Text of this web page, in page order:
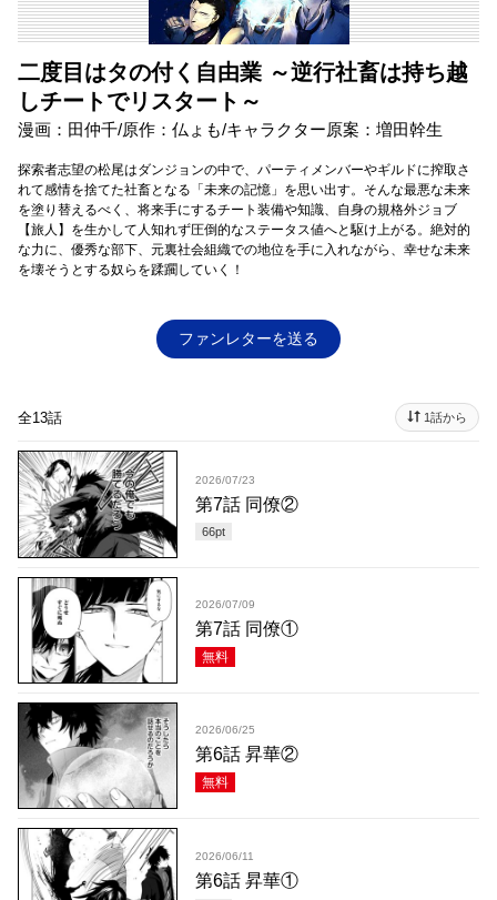
二度目はタの付く自由業 ～逆行社畜は持ち越
しチートでリスタート～
漫画：田仲千/原作：仏ょも/キャラクター原案：増田幹生
探索者志望の松尾はダンジョンの中で、パーティメンバーやギルドに搾取さ
れて感情を捨てた社畜となる「未来の記憶」を思い出す。そんな最悪な未来
を塗り替えるべく、将来手にするチート装備や知識、自身の規格外ジョブ
【旅人】を生かして人知れず圧倒的なステータス値へと駆け上がる。絶対的
な力に、優秀な部下、元裏社会組織での地位を手に入れながら、幸せな未来
を壊そうとする奴らを蹂躙していく！
ファンレターを送る
全13話 1話から
2026/07/23
第7話 同僚②
66pt
2026/07/09
第7話 同僚①
無料
2026/06/25
第6話 昇華②
無料
2026/06/11
第6話 昇華①